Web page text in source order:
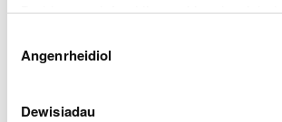
Byddwn yn defnyddio cwci i gadw eich
Gellirdarllen mwy am ein cwcis cyn i
Caniatâd
Angenrheidiol
Dewisiadau
Cwymp